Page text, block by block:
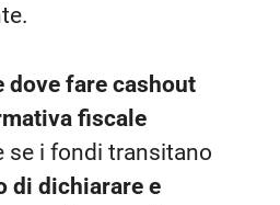
dove fare cashout
fiscale
se i fondi transitano
di dichiarare e